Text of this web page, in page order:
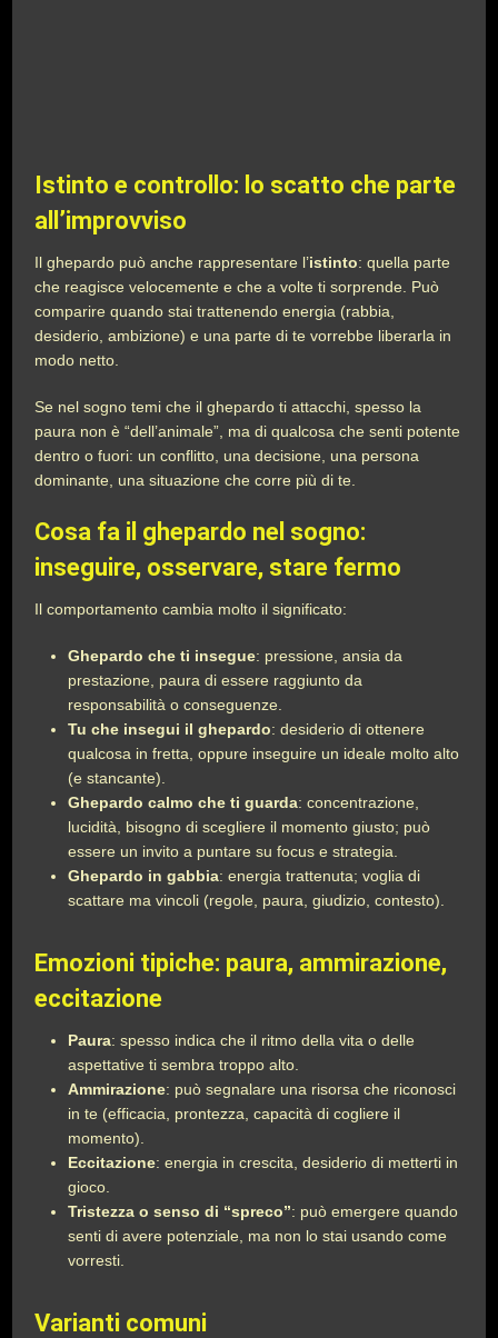
Istinto e controllo: lo scatto che parte
all’improvviso
Il ghepardo può anche rappresentare l’istinto: quella parte
che reagisce velocemente e che a volte ti sorprende. Può
comparire quando stai trattenendo energia (rabbia,
desiderio, ambizione) e una parte di te vorrebbe liberarla in
modo netto.
Se nel sogno temi che il ghepardo ti attacchi, spesso la
paura non è “dell’animale”, ma di qualcosa che senti potente
dentro o fuori: un conflitto, una decisione, una persona
dominante, una situazione che corre più di te.
Cosa fa il ghepardo nel sogno:
inseguire, osservare, stare fermo
Il comportamento cambia molto il significato:
Ghepardo che ti insegue: pressione, ansia da
prestazione, paura di essere raggiunto da
responsabilità o conseguenze.
Tu che insegui il ghepardo: desiderio di ottenere
qualcosa in fretta, oppure inseguire un ideale molto alto
(e stancante).
Ghepardo calmo che ti guarda: concentrazione,
lucidità, bisogno di scegliere il momento giusto; può
essere un invito a puntare su focus e strategia.
Ghepardo in gabbia: energia trattenuta; voglia di
scattare ma vincoli (regole, paura, giudizio, contesto).
Emozioni tipiche: paura, ammirazione,
eccitazione
Paura: spesso indica che il ritmo della vita o delle
aspettative ti sembra troppo alto.
Ammirazione: può segnalare una risorsa che riconosci
in te (efficacia, prontezza, capacità di cogliere il
momento).
Eccitazione: energia in crescita, desiderio di metterti in
gioco.
Tristezza o senso di “spreco”: può emergere quando
senti di avere potenziale, ma non lo stai usando come
vorresti.
Varianti comuni